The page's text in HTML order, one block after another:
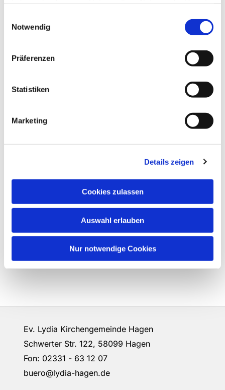
Notwendig
Präferenzen
Statistiken
Marketing
Details zeigen
Cookies zulassen
Auswahl erlauben
Nur notwendige Cookies
Ev. Lydia Kirchengemeinde Hagen
Schwerter Str. 122, 58099 Hagen
Fon: 02331 - 63 12 07
buero@lydia-hagen.de